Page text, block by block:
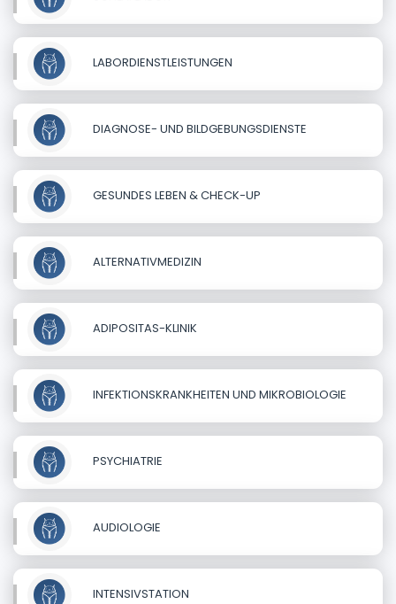
LABORDIENSTLEISTUNGEN
DIAGNOSE- UND BILDGEBUNGSDIENSTE
GESUNDES LEBEN & CHECK-UP
ALTERNATIVMEDIZIN
ADIPOSITAS-KLINIK
INFEKTIONSKRANKHEITEN UND MIKROBIOLOGIE
PSYCHIATRIE
AUDIOLOGIE
INTENSIVSTATION